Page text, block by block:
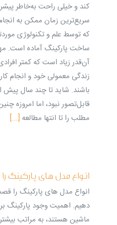
کند و خیلی راحت به‌خاطر
سریع‌ترین زمان ممکن به
که توسط علم و تکنولوژی
ساخت پارکینگ آماده است.
آن‌قدر زیاد است که کمتر
زندگی معمولی خود و انجام
باشند. شاید تا چند سال پیش
قابل‌تصور نبود، اما امروزه
مطلب را تا انتها مطالعه [...]
انواع مدل های پارکینگ
انواع مدل های پارکینگ را
دهیم. اهمیت وجود پارکینگ
ماشین هستند، به مراتب